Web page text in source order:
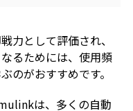
力として評価され、
るためには、使用頻
のがおすすめです。
は、多くの自動